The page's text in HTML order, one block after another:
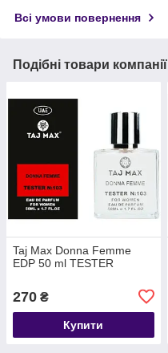
Всі умови повернення
Подібні товари компанії
Taj Max Donna Femme
EDP 50 ml TESTER
270 ₴
Купити